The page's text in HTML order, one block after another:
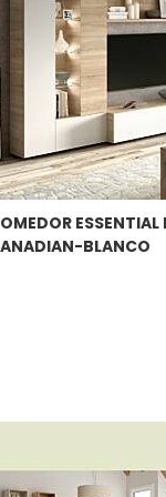
ESSENTIAL
BLANCO